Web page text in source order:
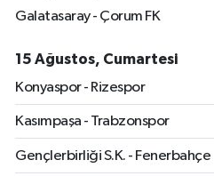
Galatasaray - Çorum FK
15 Ağustos, Cumartesi
Konyaspor - Rizespor
Kasımpaşa - Trabzonspor
Gençlerbirliği S.K. - Fenerbahçe